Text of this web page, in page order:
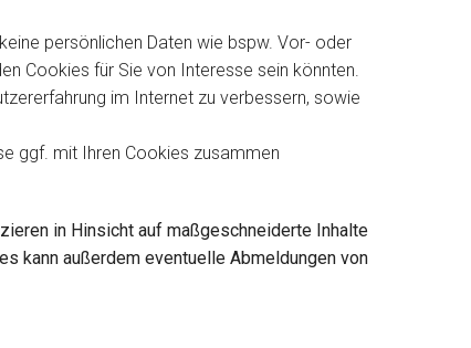
persönlichen Daten wie bspw. Vor- oder
Cookies für Sie von Interesse sein könnten.
im Internet zu verbessern, sowie
ggf. mit Ihren Cookies zusammen
in Hinsicht auf maßgeschneiderte Inhalte
kann außerdem eventuelle Abmeldungen von